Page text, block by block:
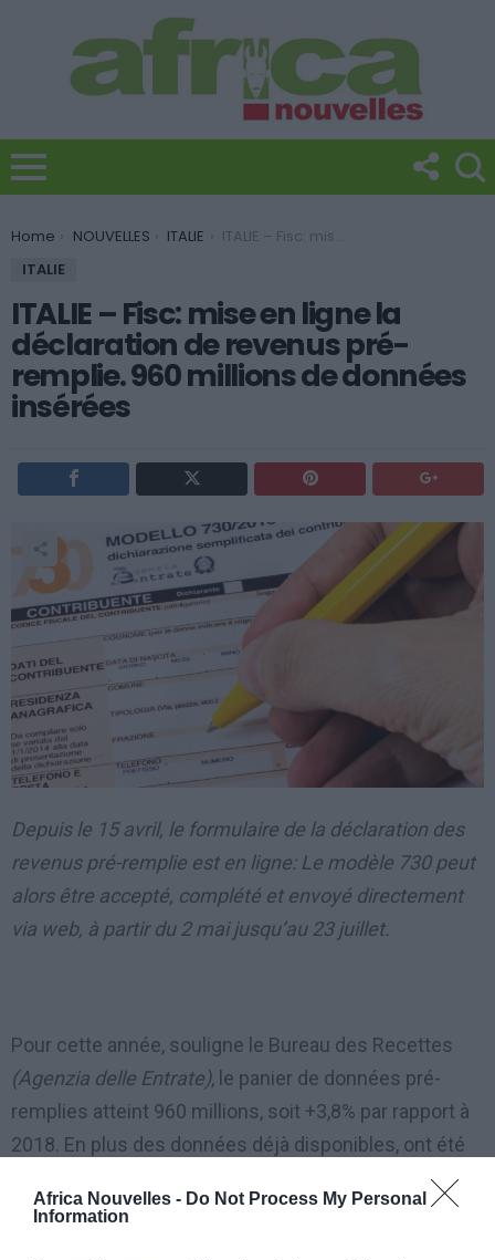
Africa Nouvelles - Do Not Process My Personal
Information
You are here:
Home NOUVELLES ITALIE
ITALIE – Fisc: mise en ligne la déclaration de revenus pré-remplie. 960 millions de données insérées
ITALIE
ITALIE – Fisc: mise en ligne la
déclaration de revenus pré-
remplie. 960 millions de données
insérées
Depuis le 15 avril, le formulaire de la déclaration des
revenus pré-remplie est en ligne: Le modèle 730 peut
alors être accepté, complété et envoyé directement
via web, à partir du 2 mai jusqu’au 23 juillet.
Pour cette année, souligne le Bureau des Recettes
(Agenzia delle Entrate), le panier de données pré-
remplies atteint 960 millions, soit +3,8% par rapport à
2018. En plus des données déjà disponibles, ont été
externes (tels que les cabinets médicaux, les